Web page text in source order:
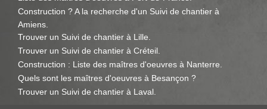
Construction ? A la recherche d'un Suivi de chantier à
Amiens.
Trouver un Suivi de chantier à Lille.
Trouver un Suivi de chantier à Créteil.
Construction : Liste des maîtres d'oeuvres à Nanterre.
Quels sont les maîtres d'oeuvres à Besançon ?
Trouver un Suivi de chantier à Laval.